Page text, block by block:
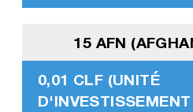
15 AFN
0,01 CLF (UNITÉ
D'INVESTISSEMENT